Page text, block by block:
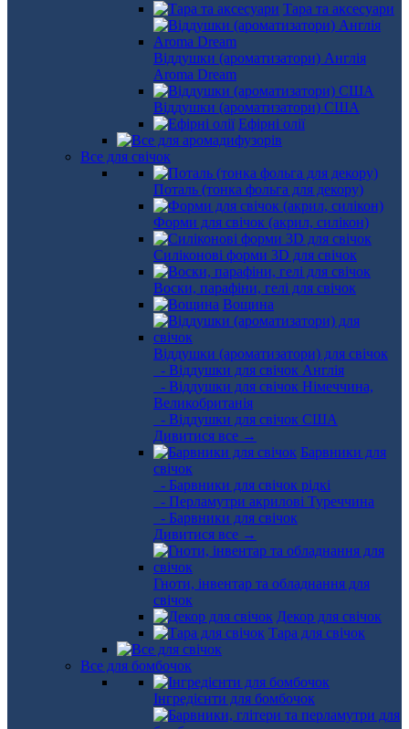
Тара та аксесуари
Віддушки (ароматизатори) Англія
Aroma Dream
Віддушки (ароматизатори) США
Ефірні олії
Все для свічок
Поталь (тонка фольга для декору)
Форми для свічок (акрил, силікон)
Силіконові форми 3D для свічок
Воски, парафіни, гелі для свічок
Вощина
Віддушки (ароматизатори) для свічок
- Віддушки для свічок Англія
- Віддушки для свічок Німеччина,
Великобританія
- Віддушки для свічок США
Дивитися все →
Барвники для
свічок
- Барвники для свічок рідкі
- Перламутри акрилові Туреччина
- Барвники для свічок
Дивитися все →
Гноти, інвентар та обладнання для
свічок
Декор для свічок
Тара для свічок
Все для бомбочок
Інгредієнти для бомбочок